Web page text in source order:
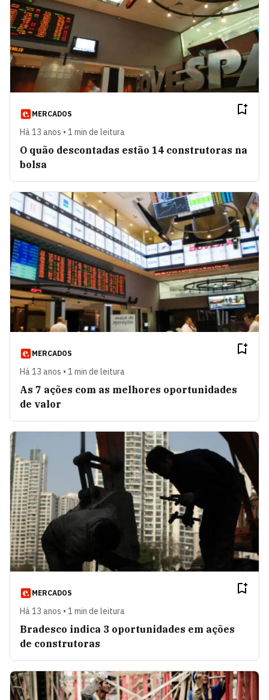
MERCADOS
Há 13 anos • 1 min de leitura
O quão descontadas estão 14 construtoras na
bolsa
MERCADOS
Há 13 anos • 1 min de leitura
As 7 ações com as melhores oportunidades
de valor
MERCADOS
Há 13 anos • 1 min de leitura
Bradesco indica 3 oportunidades em ações
de construtoras